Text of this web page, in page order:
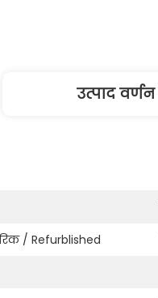
उत्पाद वर्णन
/ Refurblished